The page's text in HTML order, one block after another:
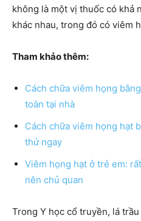
không là một vị thuốc có khả
khác nhau, trong đó có viêm
Tham khảo thêm:
Cách chữa viêm họng
toàn tại nhà
Cách chữa viêm họng hạt
thử ngay
Viêm họng hạt ở trẻ em:
nên chủ quan
Trong Y học cổ truyền, lá